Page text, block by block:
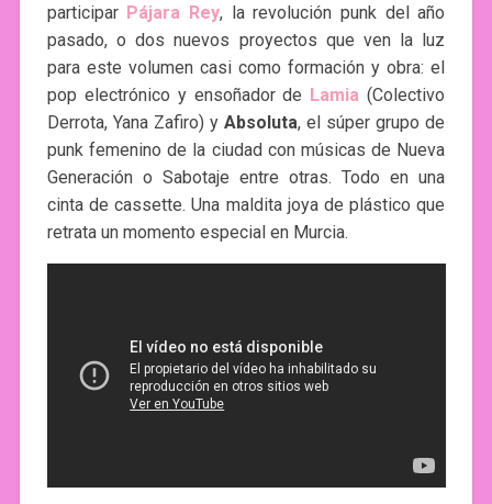
participar Pájara Rey, la revolución punk del año
pasado, o dos nuevos proyectos que ven la luz
para este volumen casi como formación y obra: el
pop electrónico y ensoñador de Lamia (Colectivo
Derrota, Yana Zafiro) y Absoluta, el súper grupo de
punk femenino de la ciudad con músicas de Nueva
Generación o Sabotaje entre otras. Todo en una
cinta de cassette. Una maldita joya de plástico que
retrata un momento especial en Murcia.